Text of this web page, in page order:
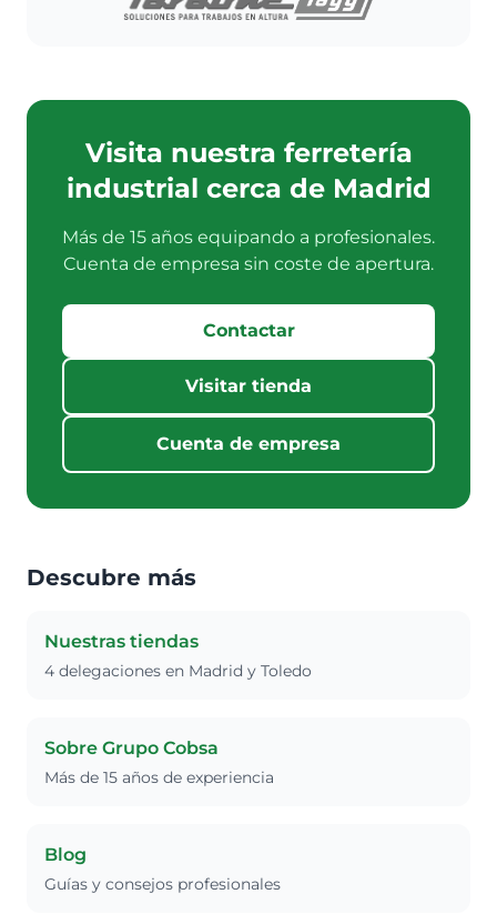
Visita nuestra ferretería
industrial cerca de Madrid
Más de 15 años equipando a profesionales.
Cuenta de empresa sin coste de apertura.
Contactar
Visitar tienda
Cuenta de empresa
Descubre más
Nuestras tiendas
4 delegaciones en Madrid y Toledo
Sobre Grupo Cobsa
Más de 15 años de experiencia
Blog
Guías y consejos profesionales